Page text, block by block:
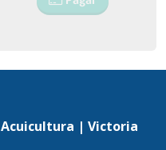
Acuicultura | Victoria